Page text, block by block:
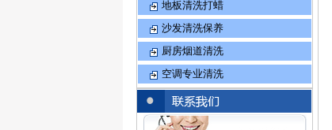
地板清洗打蜡
沙发清洗保养
厨房烟道清洗
空调专业清洗